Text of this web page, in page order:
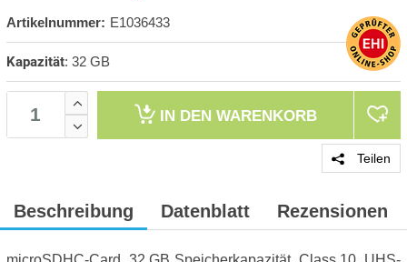
Artikelnummer: E1036433
Kapazität: 32 GB
IN DEN WARENKORB
Teilen
Beschreibung Datenblatt Rezensionen